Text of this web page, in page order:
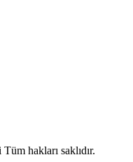
hakları saklıdır.